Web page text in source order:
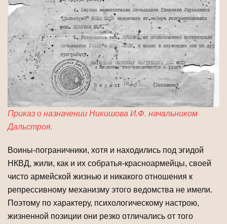
Приказ о назначении Никишова И.Ф. начальником
Дальстроя.
Воины-пограничники, хотя и находились под эгидой
НКВД, жили, как и их собратья-красноармейцы, своей
чисто армейской жизнью и никакого отношения к
репрессивному механизму этого ведомства не имели.
Поэтому по характеру, психологическому настрою,
жизненной позиции они резко отличались от того